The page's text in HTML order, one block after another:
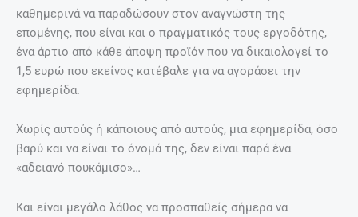
καθημερινά να παραδώσουν στον αναγνώστη της
επομένης, που είναι και ο πραγματικός τους εργοδότης,
ένα άρτιο από κάθε άποψη προϊόν που να δικαιολογεί το
1,5 ευρώ που εκείνος κατέβαλε για να αγοράσει την
εφημερίδα.
Χωρίς αυτούς ή κάποιους από αυτούς, μια εφημερίδα, όσο
βαρύ και να είναι το όνομά της, δεν είναι παρά ένα
«αδειανό πουκάμισο»…
Και είναι μεγάλο λάθος να προσπαθείς σήμερα να